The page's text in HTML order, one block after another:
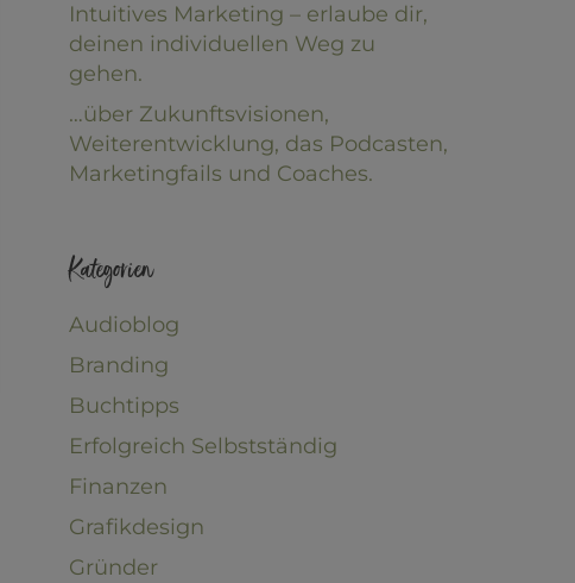
Intuitives Marketing – erlaube dir,
deinen individuellen Weg zu
gehen.
…über Zukunftsvisionen,
Weiterentwicklung, das Podcasten,
Marketingfails und Coaches.
Kategorien
Audioblog
Branding
Buchtipps
Erfolgreich Selbstständig
Finanzen
Grafikdesign
Gründer